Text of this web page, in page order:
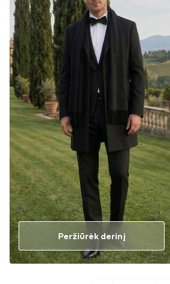
Peržiūrėk derinį